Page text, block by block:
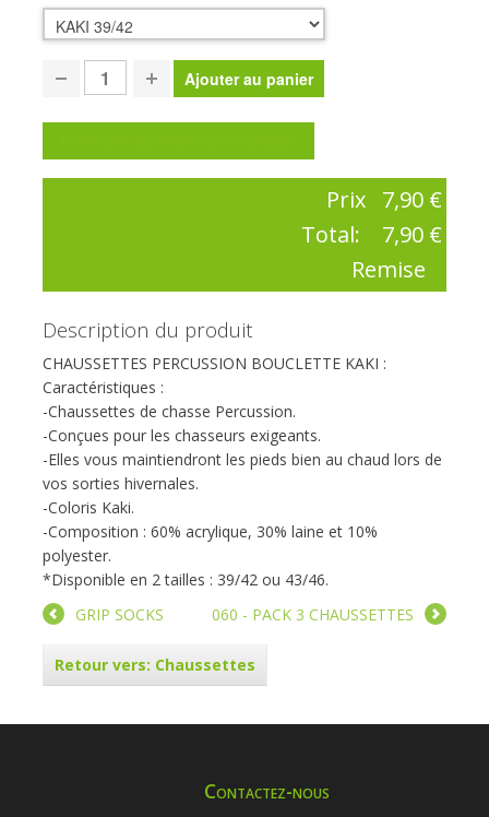
Prix 7,90 €
Total:
7,90 €
Remise
Description du produit
CHAUSSETTES PERCUSSION BOUCLETTE KAKI :
Caractéristiques :
-Chaussettes de chasse Percussion.
-Conçues pour les chasseurs exigeants.
-Elles vous maintiendront les pieds bien au chaud lors de
vos sorties hivernales.
-Coloris Kaki.
-Composition : 60% acrylique, 30% laine et 10%
polyester.
*Disponible en 2 tailles : 39/42 ou 43/46.
060 - PACK 3 CHAUSSETTES
GRIP SOCKS
Retour vers: Chaussettes
Contactez-nous